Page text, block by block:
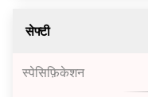
सेफ्टी
स्पेसिफ़िकेशन